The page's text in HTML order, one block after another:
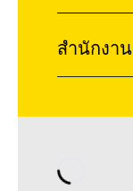
สำนักงาน